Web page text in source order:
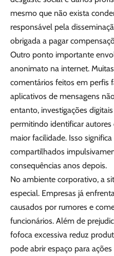
mesmo que não exista
responsável pela
obrigada a pagar
Outro ponto importante
anonimato na internet.
comentários feitos em perfis
aplicativos de mensagens
entanto, investigações
permitindo identificar
maior facilidade. Isso
compartilhados
consequências anos depois.
No ambiente corporativo, a
especial. Empresas já
causados por rumores e
funcionários. Além de
fofoca excessiva reduz
pode abrir espaço para